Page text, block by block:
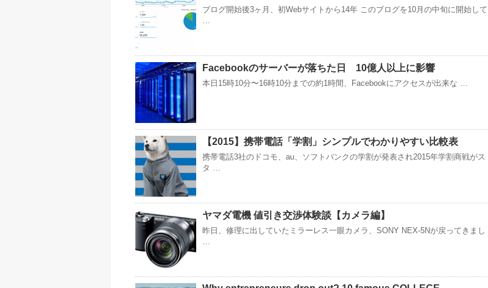
ブログ開始後3ヶ月、初Webサイトから14年 このブログを10月の中旬に開始して
Facebookのサーバーが落ちた日 10億人以上に影響
本日15時10分〜16時10分までの約1時間、Facebookにアクセスが出来な …
【2015】携帯電話「学割」シンプルでわかりやすい比較表
携帯電話3社のドコモ、au、ソフトバンクの学割が発表され2015年学割商戦がス
タ …
ヤマダ電機 値引き交渉体験談【カメラ編】
昨日、修理に出していたミラーレス一眼カメラ、SONY NEX-5Nが戻ってきまし